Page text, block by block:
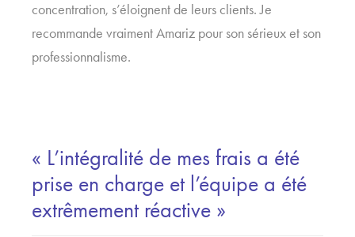
concentration, s’éloignent de leurs clients. Je
recommande vraiment Amariz pour son sérieux et son
professionnalisme.
« L’intégralité de mes frais a été
prise en charge et l’équipe a été
extrêmement réactive »